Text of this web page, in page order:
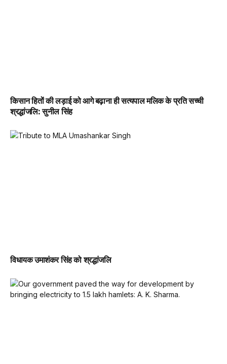
किसान हितों की लड़ाई को आगे बढ़ाना ही सत्यपाल मलिक के प्रति सच्ची
श्रद्धांजलि: सुनील सिंह
विधायक उमाशंकर सिंह को श्रद्धांजलि